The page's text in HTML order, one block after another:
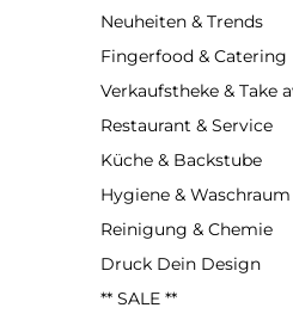
Neuheiten & Trends
Fingerfood & Catering
Verkaufstheke & Take
Restaurant & Service
Küche & Backstube
Hygiene & Waschraum
Reinigung & Chemie
Druck Dein Design
** SALE **